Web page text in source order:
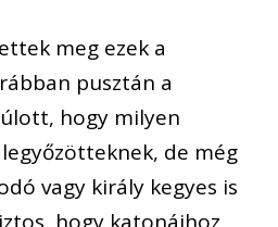
meg ezek a
pusztán a
hogy milyen
de még
vagy király kegyes is
hogy katonáihoz